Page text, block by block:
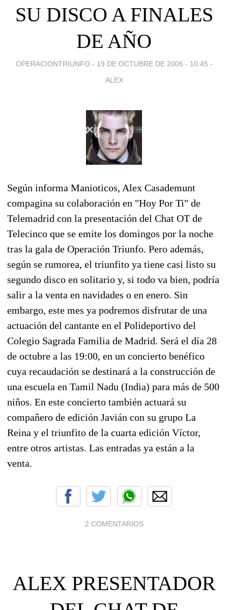
SU DISCO A FINALES
DE AÑO
OPERACIONTRIUNFO - 19 DE OCTUBRE DE 2006 - 10:45 -
ALEX
Según informa Manioticos, Alex Casademunt
compagina su colaboración en "Hoy Por Ti" de
Telemadrid con la presentación del Chat OT de
Telecinco que se emite los domingos por la noche
tras la gala de Operación Triunfo. Pero además,
según se rumorea, el triunfito ya tiene casi listo su
segundo disco en solitario y, si todo va bien, podría
salir a la venta en navidades o en enero. Sin
embargo, este mes ya podremos disfrutar de una
actuación del cantante en el Polideportivo del
Colegio Sagrada Familia de Madrid. Será el día 28
de octubre a las 19:00, en un concierto benéfico
cuya recaudación se destinará a la construcción de
una escuela en Tamil Nadu (India) para más de 500
niños. En este concierto también actuará su
compañero de edición Javián con su grupo La
Reina y el triunfito de la cuarta edición Víctor,
entre otros artistas. Las entradas ya están a la
venta.
2 COMENTARIOS
ALEX PRESENTADOR